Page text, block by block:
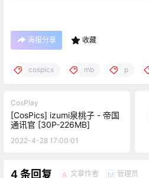
海报分享 收藏
cospics mb p
CosPlay
[CosPics] izumi泉桃子 - 帝国
通讯官 [30P-226MB]
2022-4-28 17:00:01
4 条回复 A 文章作者 M 管理员